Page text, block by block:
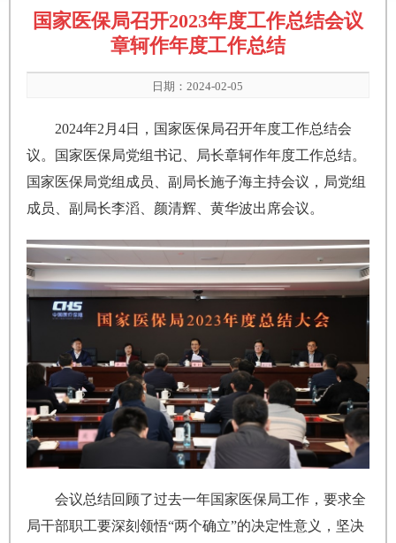
国家医保局召开2023年度工作总结会议
章轲作年度工作总结
日期：2024-02-05
2024年2月4日，国家医保局召开年度工作总结会
议。国家医保局党组书记、局长章轲作年度工作总结。
国家医保局党组成员、副局长施子海主持会议，局党组
成员、副局长李滔、颜清辉、黄华波出席会议。
会议总结回顾了过去一年国家医保局工作，要求全
局干部职工要深刻领悟“两个确立”的决定性意义，坚决